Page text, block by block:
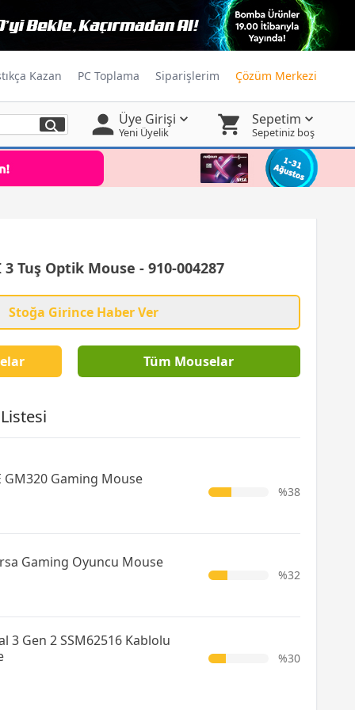
Kazan PC Toplama Siparişlerim Çözüm Merkezi
Üye Girişi
Yeni Üyelik
Sepetim
Sepetiniz boş
3 Tuş Optik Mouse - 910-004287
Stoğa Girince Haber Ver
Tüm Mouselar
GM320 Gaming Mouse
%38
Gaming Oyuncu Mouse
%32
3 Gen 2 SSM62516 Kablolu
%30